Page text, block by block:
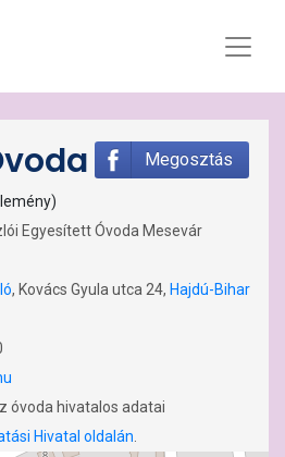
Megosztás
Egyesített Óvoda Mesevár
, Kovács Gyula utca 24, Hajdú-Bihar
óvoda hivatalos adatai
Hivatal oldalán